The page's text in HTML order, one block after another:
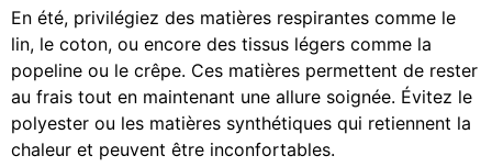
En été, privilégiez des matières respirantes comme le
lin, le coton, ou encore des tissus légers comme la
popeline ou le crêpe. Ces matières permettent de rester
au frais tout en maintenant une allure soignée. Évitez le
polyester ou les matières synthétiques qui retiennent la
chaleur et peuvent être inconfortables.